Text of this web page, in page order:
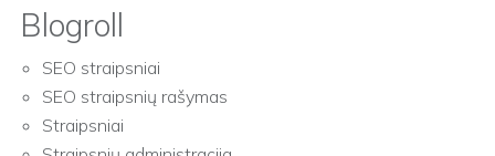
Blogroll
SEO straipsniai
SEO straipsnių rašymas
Straipsniai